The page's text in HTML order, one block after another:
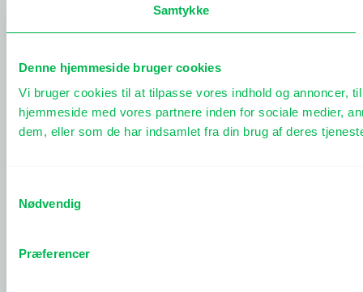
Samtykke
Denne hjemmeside bruger cookies
Vi bruger cookies til at tilpasse vores indhold og annoncer,
hjemmeside med vores partnere inden for sociale medier,
dem, eller som de har indsamlet fra din brug af deres
Nødvendig
Præferencer